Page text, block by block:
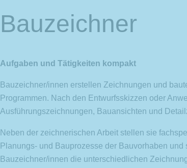
Bauzeichner
Aufgaben und Tätigkeiten kompakt
Bauzeichner/innen erstellen Zeichnungen und
Programmen. Nach den Entwurfsskizzen oder
Ausführungszeichnungen, Bauansichten und
Neben der zeichnerischen Arbeit stellen sie
Planungs- und Bauprozesse der Bauvorhaben
Bauzeichner/innen die unterschiedlichen